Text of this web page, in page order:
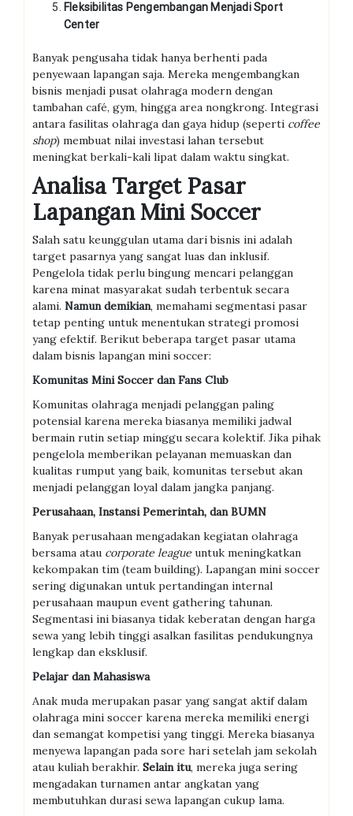
Fleksibilitas Pengembangan Menjadi Sport
Center
Banyak pengusaha tidak hanya berhenti pada
penyewaan lapangan saja. Mereka mengembangkan
bisnis menjadi pusat olahraga modern dengan
tambahan café, gym, hingga area nongkrong. Integrasi
antara fasilitas olahraga dan gaya hidup (seperti coffee
shop) membuat nilai investasi lahan tersebut
meningkat berkali-kali lipat dalam waktu singkat.
Analisa Target Pasar
Lapangan Mini Soccer
Salah satu keunggulan utama dari bisnis ini adalah
target pasarnya yang sangat luas dan inklusif.
Pengelola tidak perlu bingung mencari pelanggan
karena minat masyarakat sudah terbentuk secara
alami. Namun demikian, memahami segmentasi pasar
tetap penting untuk menentukan strategi promosi
yang efektif. Berikut beberapa target pasar utama
dalam bisnis lapangan mini soccer:
Komunitas Mini Soccer dan Fans Club
Komunitas olahraga menjadi pelanggan paling
potensial karena mereka biasanya memiliki jadwal
bermain rutin setiap minggu secara kolektif. Jika pihak
pengelola memberikan pelayanan memuaskan dan
kualitas rumput yang baik, komunitas tersebut akan
menjadi pelanggan loyal dalam jangka panjang.
Perusahaan, Instansi Pemerintah, dan BUMN
Banyak perusahaan mengadakan kegiatan olahraga
bersama atau corporate league untuk meningkatkan
kekompakan tim (team building). Lapangan mini soccer
sering digunakan untuk pertandingan internal
perusahaan maupun event gathering tahunan.
Segmentasi ini biasanya tidak keberatan dengan harga
sewa yang lebih tinggi asalkan fasilitas pendukungnya
lengkap dan eksklusif.
Pelajar dan Mahasiswa
Anak muda merupakan pasar yang sangat aktif dalam
olahraga mini soccer karena mereka memiliki energi
dan semangat kompetisi yang tinggi. Mereka biasanya
menyewa lapangan pada sore hari setelah jam sekolah
atau kuliah berakhir. Selain itu, mereka juga sering
mengadakan turnamen antar angkatan yang
membutuhkan durasi sewa lapangan cukup lama.